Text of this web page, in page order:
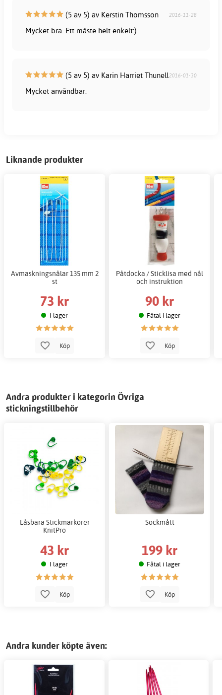
(5 av 5) av Kerstin Thomsson 2016-11-28
Mycket bra. Ett måste helt enkelt:)
(5 av 5) av Karin Harriet Thunell2016-01-30
Mycket användbar.
Liknande produkter
Avmaskningsnålar 135 mm 2
st
73 kr
I lager
Köp
Påtdocka / Sticklisa med nål
och instruktion
90 kr
Fåtal i lager
Köp
Andra produkter i kategorin Övriga
stickningstillbehör
Låsbara Stickmarkörer
KnitPro
43 kr
I lager
Köp
Sockmått
199 kr
Fåtal i lager
Köp
Andra kunder köpte även: